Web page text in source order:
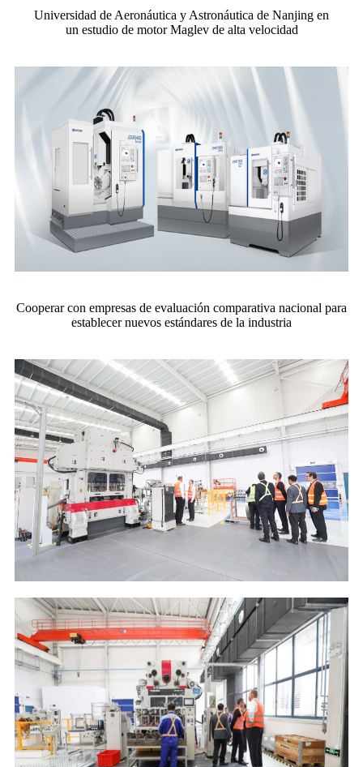
Universidad de Aeronáutica y Astronáutica de Nanjing en
un estudio de motor Maglev de alta velocidad
Cooperar con empresas de evaluación comparativa nacional para
establecer nuevos estándares de la industria